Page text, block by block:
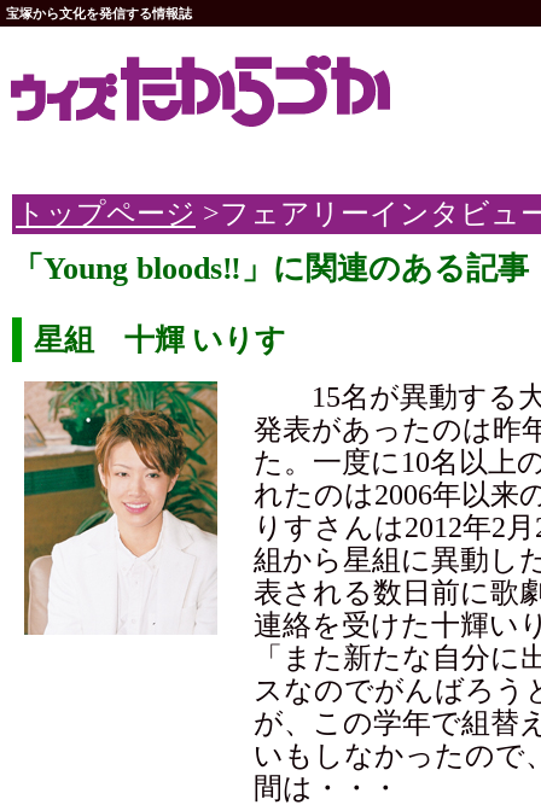
宝塚から文化を発信する情報誌
トップページ >フェアリーインタビュ
「Young bloods‼」に関連のある記事
星組 十輝 いりす
15名が異動する大
発表があったのは昨
た。一度に10名以上
れたのは2006年以来
りすさんは2012年2
組から星組に異動し
表される数日前に歌
連絡を受けた十輝い
「また新たな自分に
スなのでがんばろう
が、この学年で組替
いもしなかったので
間は・・・